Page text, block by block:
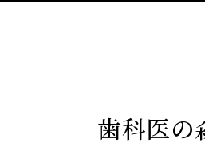
歯科医の